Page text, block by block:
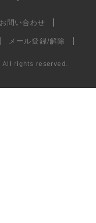
お問い合わせ
メール登録/解除
All rights reserved.